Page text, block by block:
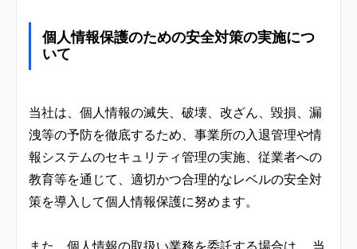
個人情報保護のための安全対策の実施につ
いて
当社は、個人情報の滅失、破壊、改ざん、毀損、漏
洩等の予防を徹底するため、事業所の入退管理や情
報システムのセキュリティ管理の実施、従業者への
教育等を通じて、適切かつ合理的なレベルの安全対
策を導入して個人情報保護に努めます。